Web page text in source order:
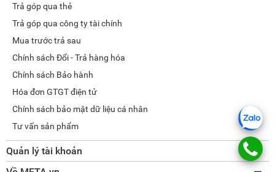
Trả góp qua thẻ
Trả góp qua công ty tài chính
Mua trước trả sau
Chính sách Đổi - Trả hàng hóa
Chính sách Bảo hành
Hóa đơn GTGT điện tử
Chính sách bảo mật dữ liệu cá nhân
Tư vấn sản phẩm
Quản lý tài khoản
Thay đổi thông tin